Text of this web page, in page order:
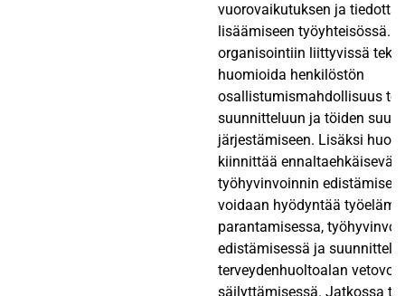
vuorovaikutuksen ja
lisäämiseen työyhteisössä.
organisointiin liittyvissä
huomioida henkilöstön
osallistumismahdollisuus
suunnitteluun ja töiden
järjestämiseen. Lisäksi
kiinnittää
työhyvinvoinnin
voidaan hyödyntää
parantamisessa,
edistämisessä ja
terveydenhuoltoalan
säilyttämisessä. Jatkossa